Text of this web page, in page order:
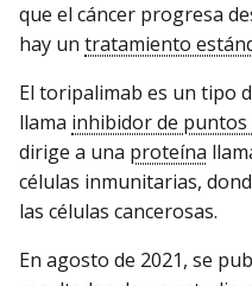
que el cáncer progresa
hay un tratamiento
El toripalimab es un tipo
llama inhibidor de
dirige a una proteína
células inmunitarias,
las células cancerosas.
En agosto de 2021, se